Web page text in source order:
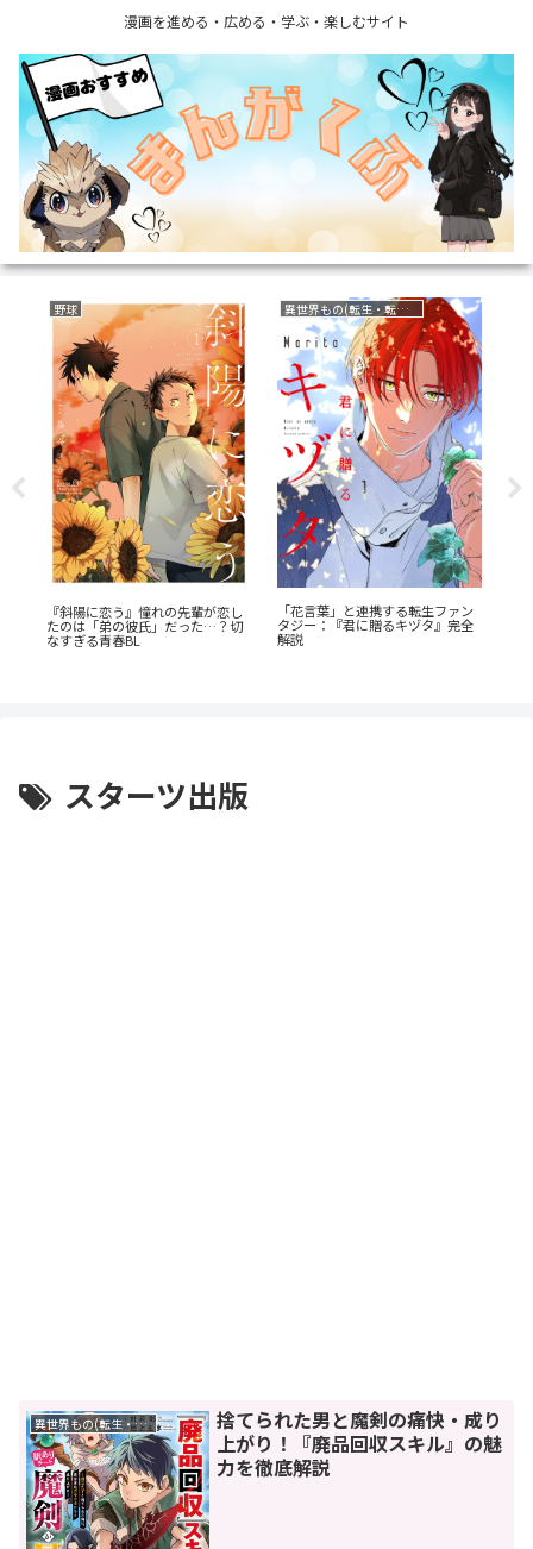
漫画を進める・広める・学ぶ・楽しむサイト
野球
『斜陽に恋う』憧れの先輩が恋し
たのは「弟の彼氏」だった…？切
なすぎる青春BL
異世界もの(転生・転移・成り上がり・異世界ファンタジー)
「花言葉」と連携する転生ファン
タジー：『君に贈るキヅタ』完全
解説
スターツ出版
異世界もの(転生・転移・成り上がり・異世界ファンタジー)
捨てられた男と魔剣の痛快・成り
上がり！『廃品回収スキル』の魅
力を徹底解説